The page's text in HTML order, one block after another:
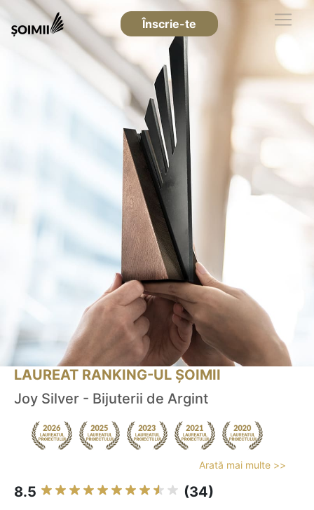
Înscrie-te
LAUREAT RANKING-UL ȘOIMII
Joy Silver - Bijuterii de Argint
Arată mai multe >>
8.5 (34)